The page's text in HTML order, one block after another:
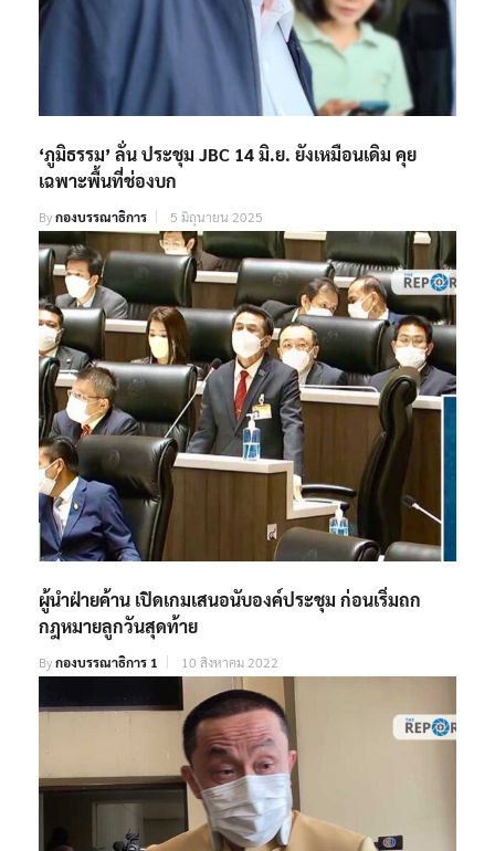
‘ภูมิธรรม’ ลั่น ประชุม JBC 14 มิ.ย. ยังเหมือนเดิม คุย
เฉพาะพื้นที่ช่องบก
Byกองบรรณาธิการ 5 มิถุนายน 2025
ผู้นำฝ่ายค้าน เปิดเกมเสนอนับองค์ประชุม ก่อนเริ่มถก
กฎหมายลูกวันสุดท้าย
Byกองบรรณาธิการ 1 10 สิงหาคม 2022